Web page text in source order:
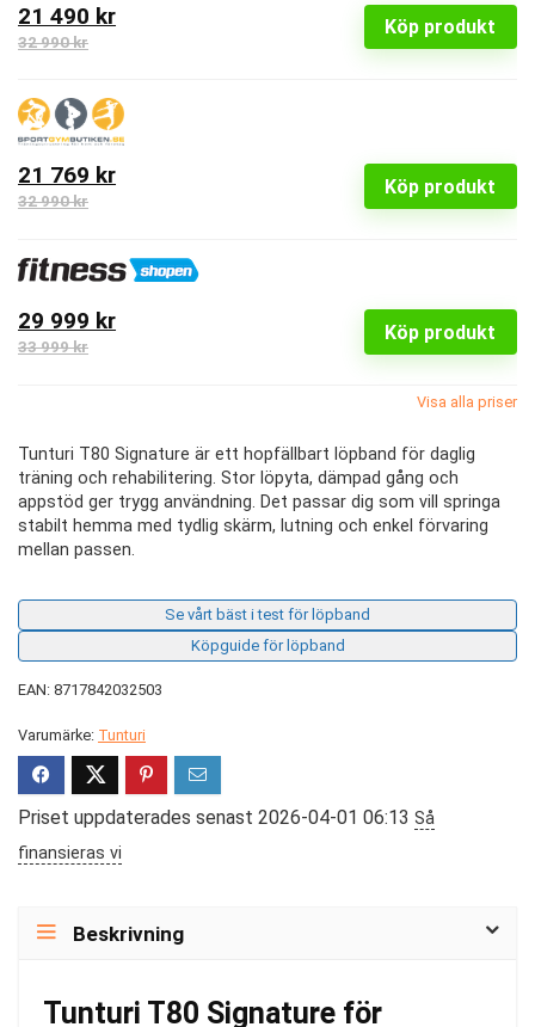
Köp produkt
21 490 kr
32 990 kr
Köp produkt
21 769 kr
32 990 kr
Köp produkt
29 999 kr
33 999 kr
Visa alla priser
Tunturi T80 Signature är ett hopfällbart löpband för daglig
träning och rehabilitering. Stor löpyta, dämpad gång och
appstöd ger trygg användning. Det passar dig som vill springa
stabilt hemma med tydlig skärm, lutning och enkel förvaring
mellan passen.
Se vårt bäst i test för löpband
Köpguide för löpband
EAN: 8717842032503
Varumärke: Tunturi
Priset uppdaterades senast 2026-04-01 06:13 Så
finansieras vi
Beskrivning
Tunturi T80 Signature för